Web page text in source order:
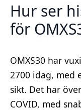
Hur ser
för
OMXS30 har
2700 idag, med
sikt. Det har
COVID, med